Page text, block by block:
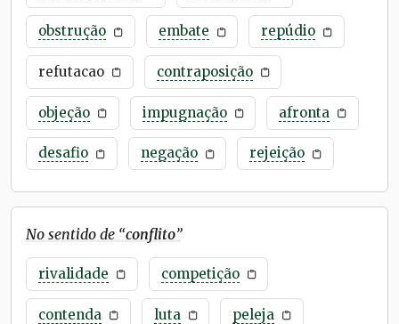
obstrução embate repúdio
refutacao contraposição
objeção impugnação afronta
desafio negação rejeição
No sentido de “conflito”
rivalidade competição
contenda luta peleja